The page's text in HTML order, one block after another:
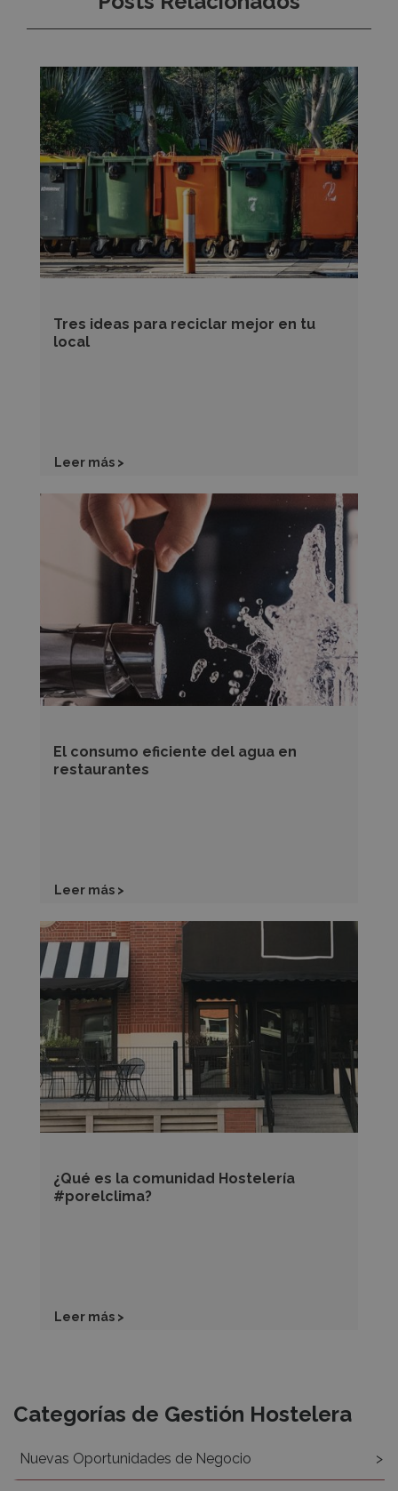
Tres ideas para reciclar mejor en tu
local
Tres
ideas
para
reciclar
mejor
en
tu
local
Leer más >
El consumo eficiente del agua en
restaurantes
consumo
eficiente
en
restaurantes
Leer más >
¿Qué es la comunidad Hostelería
#porelclima?
¿Qué
es
la
comunidad
Hostelería
#porelclima?
Leer más >
Recursos
Categorías de Gestión Hostelera
Nuevas Oportunidades de Negocio